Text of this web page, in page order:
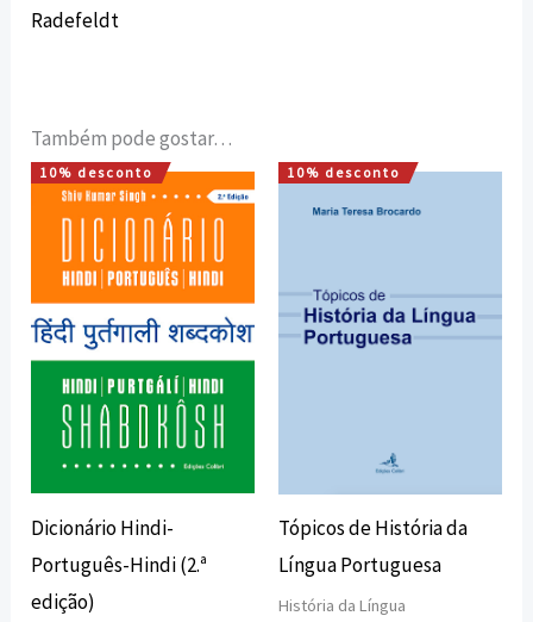
Radefeldt
Também pode gostar…
10% desconto
Dicionário Hindi-
Português-Hindi (2.ª
edição)
O
preço
original
era:
15,00 €.
O
preço
atual
13,50 €.
10% desconto
Tópicos de História da
Língua Portuguesa
História da Língua
O
preço
O
preço